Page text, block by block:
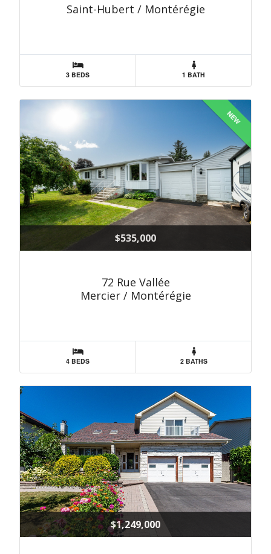
Saint-Hubert / Montérégie
3 BEDS 1 BATH
NEW
$535,000
72 Rue Vallée
Mercier / Montérégie
4 BEDS 2 BATHS
$1,249,000